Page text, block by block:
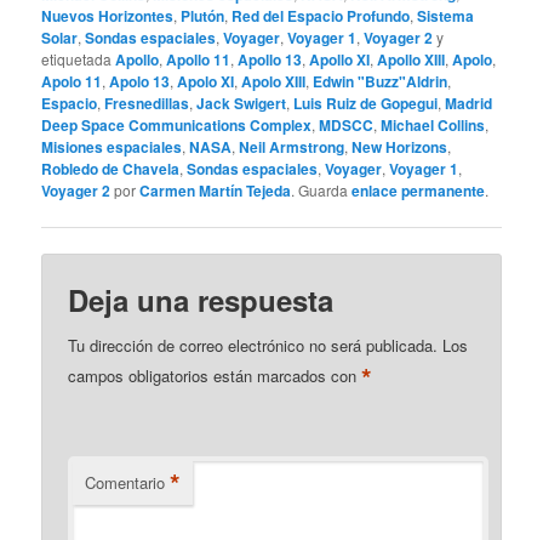
Nuevos Horizontes, Plutón, Red del Espacio Profundo,Sistema
Solar,Sondas espaciales,Voyager,Voyager 1,Voyager 2y
etiquetadaApollo,Apollo 11,Apollo 13,Apollo XI,Apollo XIII,Apolo,
Apolo 11,Apolo 13,Apolo XI,Apolo XIII, Edwin "Buzz"Aldrin,
Espacio,Fresnedillas,Jack Swigert, Luis Ruiz de Gopegui,Madrid
Deep Space Communications Complex,MDSCC,Michael Collins,
Misiones espaciales,NASA,Neil Armstrong,New Horizons,
Robledo de Chavela,Sondas espaciales,Voyager,Voyager 1,
Voyager 2porCarmen Martín Tejeda. Guardaenlace permanente.
Deja una respuesta
Tu dirección de correo electrónico no será publicada. Los
campos obligatorios están marcados con*
Comentario *